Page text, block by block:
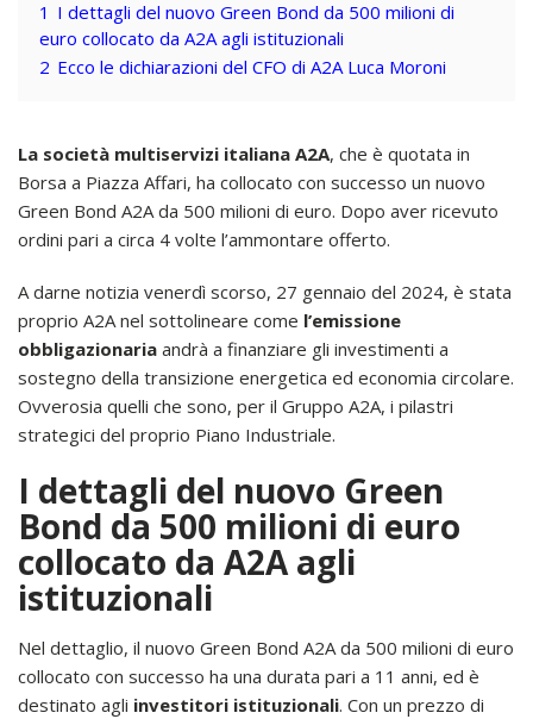
1 I dettagli del nuovo Green Bond da 500 milioni di
euro collocato da A2A agli istituzionali
2 Ecco le dichiarazioni del CFO di A2A Luca Moroni
La società multiservizi italiana A2A, che è quotata in
Borsa a Piazza Affari, ha collocato con successo un nuovo
Green Bond A2A da 500 milioni di euro. Dopo aver ricevuto
ordini pari a circa 4 volte l’ammontare offerto.
A darne notizia venerdì scorso, 27 gennaio del 2024, è stata
proprio A2A nel sottolineare come l’emissione
obbligazionaria andrà a finanziare gli investimenti a
sostegno della transizione energetica ed economia circolare.
Ovverosia quelli che sono, per il Gruppo A2A, i pilastri
strategici del proprio Piano Industriale.
I dettagli del nuovo Green
Bond da 500 milioni di euro
collocato da A2A agli
istituzionali
Nel dettaglio, il nuovo Green Bond A2A da 500 milioni di euro
collocato con successo ha una durata pari a 11 anni, ed è
destinato agli investitori istituzionali. Con un prezzo di